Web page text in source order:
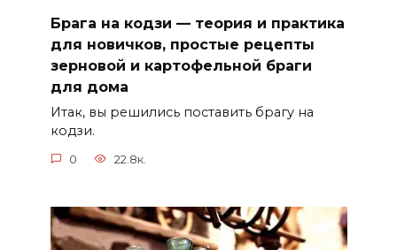
Брага на кодзи — теория и практика
для новичков, простые рецепты
зерновой и картофельной браги
для дома
Итак, вы решились поставить брагу на
кодзи.
0 22.8к.